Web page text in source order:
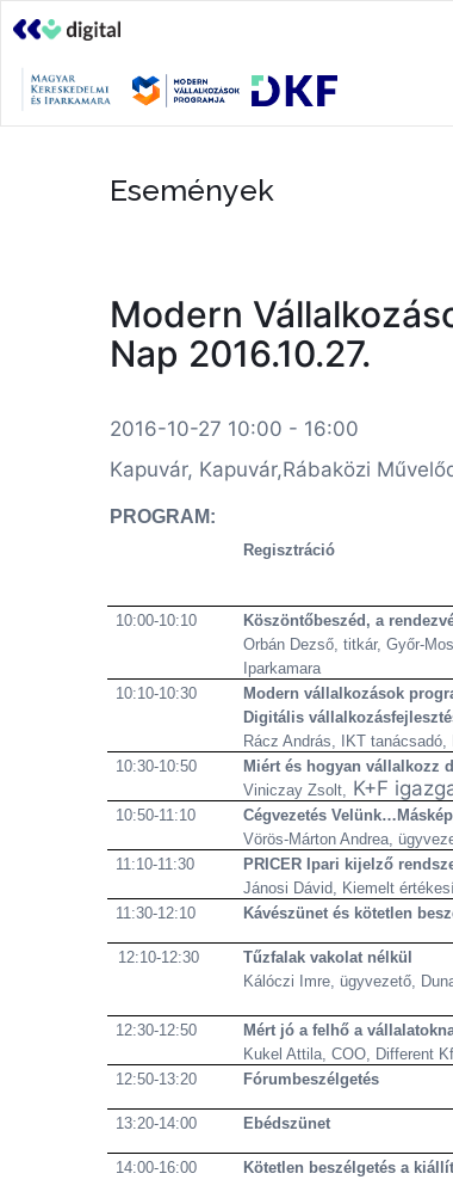
Események
Modern
Nap 2016.10.27.
2016-10-27 10:00 - 16:00
Kapuvár, Kapuvár,Rábaközi
PROGRAM:
Regisztráció
10:00-10:10
Köszöntőbeszéd, a
Orbán Dezső, titkár, Győr-
Iparkamara
10:10-10:30
Modern vállalkozások
Digitális
Rácz András, IKT
10:30-10:50
Miért és hogyan vállalkozz
Viniczay Zsolt, K+F
10:50-11:10
Cégvezetés
Vörös-Márton Andrea,
11:10-11:30
PRICER Ipari kijelző
Jánosi Dávid, Kiemelt
11:30-12:10
Kávészünet és kötetlen
12:10-12:30
Tűzfalak vakolat nélkül
Kálóczi Imre, ügyvezető,
12:30-12:50
Mért jó a felhő a
Kukel Attila, COO, Different
12:50-13:20
Fórumbeszélgetés
13:20-14:00 Ebédszünet
14:00-16:00 Kötetlen beszélgetés a